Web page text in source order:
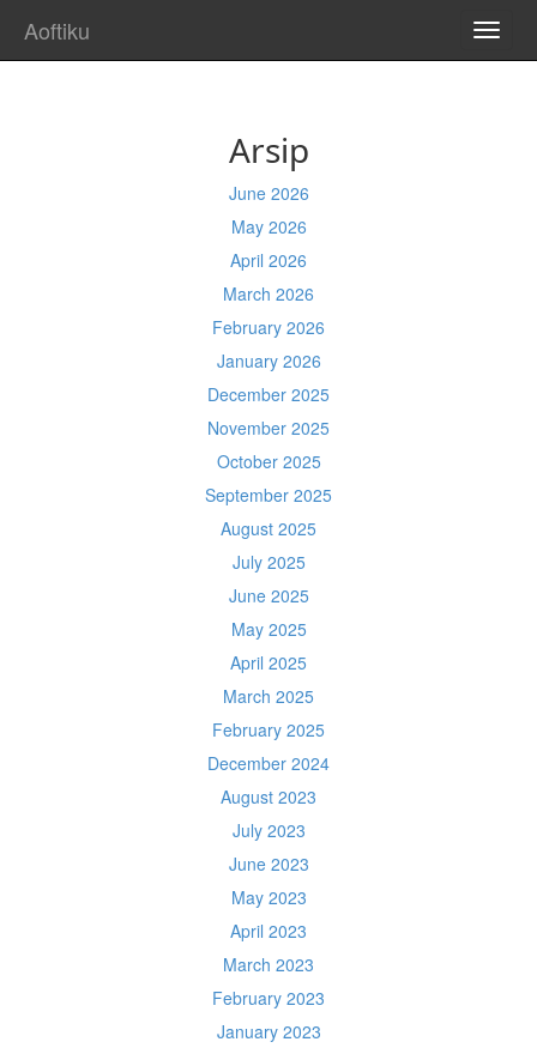
Aoftiku
Arsip
June 2026
May 2026
April 2026
March 2026
February 2026
January 2026
December 2025
November 2025
October 2025
September 2025
August 2025
July 2025
June 2025
May 2025
April 2025
March 2025
February 2025
December 2024
August 2023
July 2023
June 2023
May 2023
April 2023
March 2023
February 2023
January 2023